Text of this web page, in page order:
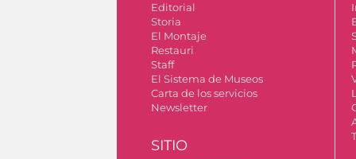
Editorial
Storia
El Montaje
Restauri
Staff
El Sistema de Museos
Carta de los servicios
Newsletter
SITIO